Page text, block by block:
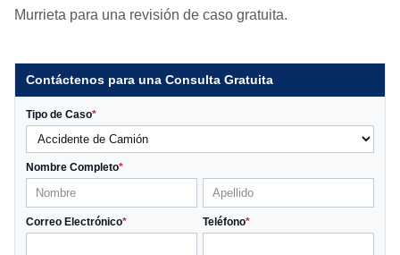
Murrieta para una revisión de caso gratuita.
Contáctenos para una Consulta Gratuita
Tipo de Caso*
Nombre Completo*
Correo Electrónico* Teléfono*